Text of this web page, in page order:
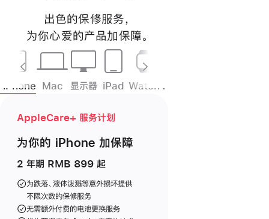
出色的保修服务，
为你心爱的产品加保障。
iPhone Mac 显示器 iPad Watch
AppleCare+ 服务计划
为你的 iPhone 加保障
2 年期 RMB 899 起
为跌落、液体泼溅等意外损坏提供
不限次数的保修服务
无需额外付费的电池更换服务